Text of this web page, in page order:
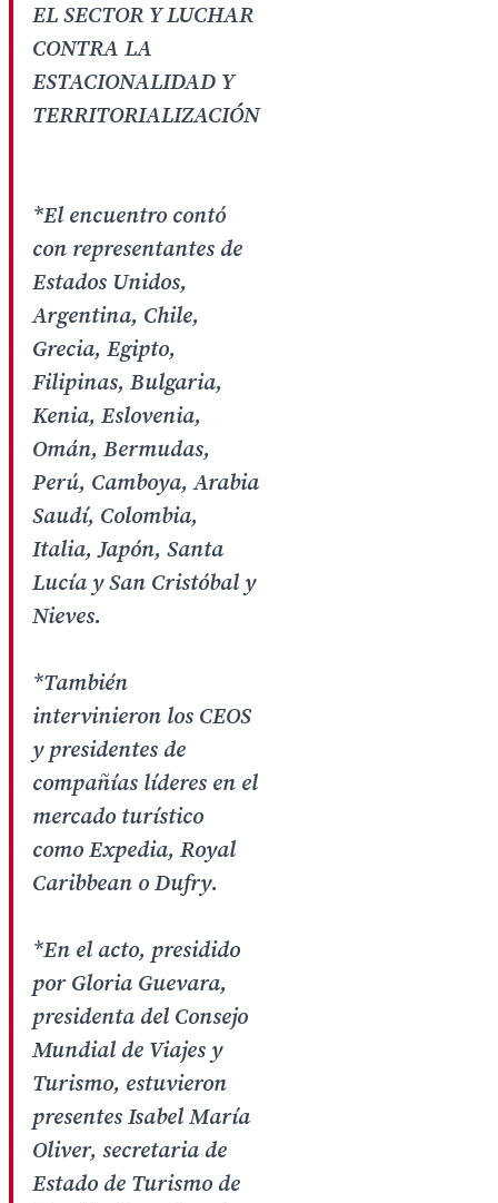
EL SECTOR Y LUCHAR
CONTRA LA
ESTACIONALIDAD Y
TERRITORIALIZACIÓN
*El encuentro contó
con representantes de
Estados Unidos,
Argentina, Chile,
Grecia, Egipto,
Filipinas, Bulgaria,
Kenia, Eslovenia,
Omán, Bermudas,
Perú, Camboya, Arabia
Saudí, Colombia,
Italia, Japón, Santa
Lucía y San Cristóbal y
Nieves.
*También
intervinieron los CEOS
y presidentes de
compañías líderes en el
mercado turístico
como Expedia, Royal
Caribbean o Dufry.
*En el acto, presidido
por Gloria Guevara,
presidenta del Consejo
Mundial de Viajes y
Turismo, estuvieron
presentes Isabel María
Oliver, secretaria de
Estado de Turismo de